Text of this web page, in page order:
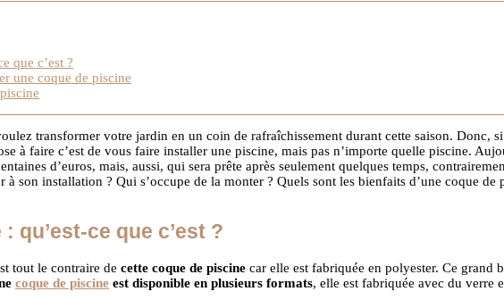
que c’est ?
une coque de piscine
transformer votre jardin en un coin de rafraîchissement durant cette saison. Donc,
à faire c’est de vous faire installer une piscine, mais pas n’importe quelle piscine.
d’euros, mais, aussi, qui sera prête après seulement quelques temps,
son installation ? Qui s’occupe de la monter ? Quels sont les bienfaits d’une coque
qu’est-ce que c’est ?
tout le contraire de cette coque de piscine car elle est fabriquée en polyester. Ce grand
coque de piscine est disponible en plusieurs formats, elle est fabriquée avec du verre